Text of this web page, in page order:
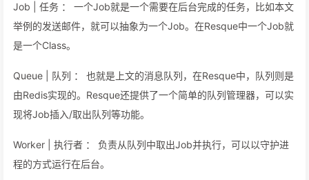
Job | 任务 ： 一个Job就是一个需要在后台完成的任务，比如本文
举例的发送邮件，就可以抽象为一个Job。在Resque中一个Job就
是一个Class。
Queue | 队列 ： 也就是上文的消息队列，在Resque中，队列则是
由Redis实现的。Resque还提供了一个简单的队列管理器，可以实
现将Job插入/取出队列等功能。
Worker | 执行者 ： 负责从队列中取出Job并执行，可以以守护进
程的方式运行在后台。